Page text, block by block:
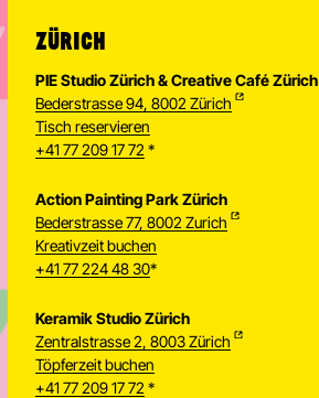
Newsletter
ZÜRICH
PIE Studio Zürich & Creative Café Zürich
Bederstrasse 94, 8002 Zürich
Tisch reservieren
+41 77 209 17 72 *
Action Painting Park Zürich
Bederstrasse 77, 8002 Zurich
Kreativzeit buchen
+41 77 224 48 30*
Keramik Studio Zürich
Zentralstrasse 2, 8003 Zürich
Töpferzeit buchen
+41 77 209 17 72 *